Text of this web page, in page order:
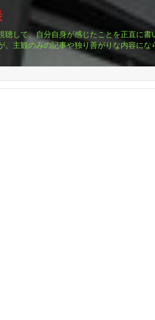
して、自分自身が感じたことを正直に
主観のみの記事や独り善がりな内容に